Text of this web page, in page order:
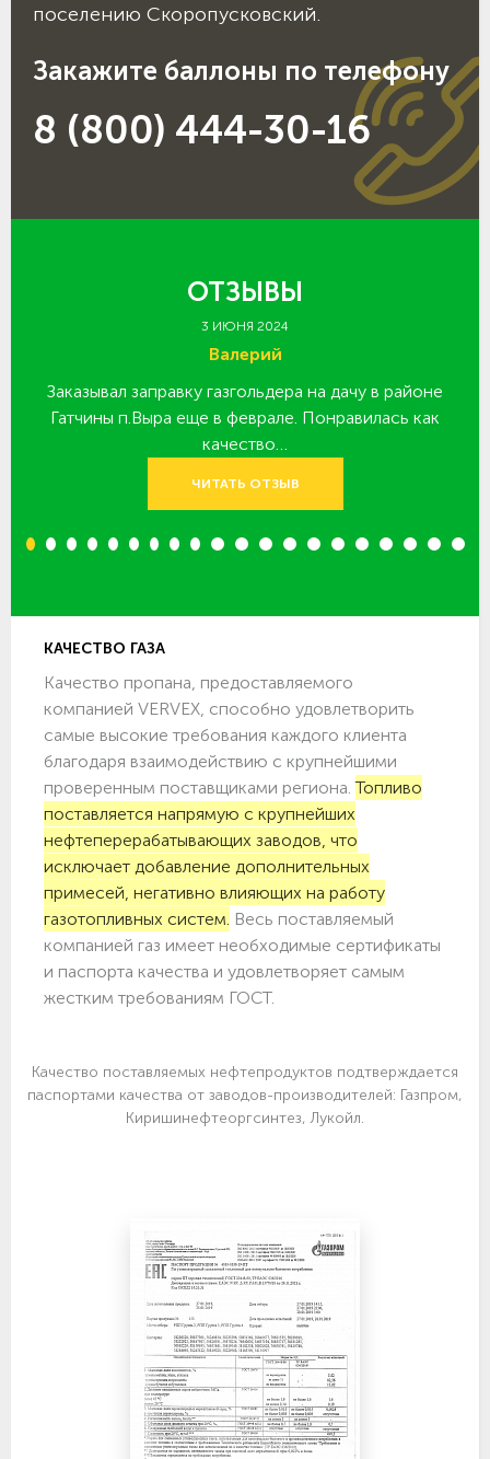
поселению Скоропусковский.
Закажите баллоны по телефону
8 (800) 444-30-16
ОТЗЫВЫ
3 ИЮНЯ 2024
Валерий
Заказывал заправку газгольдера на дачу в районе
Гатчины п.Выра еще в феврале. Понравилась как
качество…
ЧИТАТЬ ОТЗЫВ
1 2 3 4 5 6 7 8 9 10 11 12 13 14 15 16 17 18 19 20
КАЧЕСТВО ГАЗА
Качество пропана, предоставляемого
компанией VERVEX, способно удовлетворить
самые высокие требования каждого клиента
благодаря взаимодействию с крупнейшими
проверенным поставщиками региона.Топливо
поставляется напрямую с крупнейших
нефтеперерабатывающих заводов, что
исключает добавление дополнительных
примесей, негативно влияющих на работу
газотопливных систем. Весь поставляемый
компанией газ имеет необходимые сертификаты
и паспорта качества и удовлетворяет самым
жестким требованиям ГОСТ.
Качество поставляемых нефтепродуктов подтверждается
паспортами качества от заводов-производителей: Газпром,
Киришинефтеоргсинтез, Лукойл.